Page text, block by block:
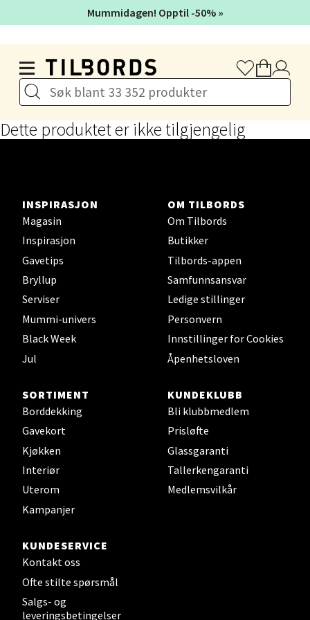
Dette produktet er ikke tilgjengelig
INSPIRASJON
Magasin
Inspirasjon
Gavetips
Bryllup
Serviser
Mummi-univers
Black Week
Jul
OM TILBORDS
Om Tilbords
Butikker
Tilbords-appen
Samfunnsansvar
Ledige stillinger
Personvern
Innstillinger for Cookies
Åpenhetsloven
SORTIMENT
Borddekking
Gavekort
Kjøkken
Interiør
Uterom
Kampanjer
KUNDEKLUBB
Bli klubbmedlem
Prisløfte
Glassgaranti
Tallerkengaranti
Medlemsvilkår
KUNDESERVICE
Kontakt oss
Ofte stilte spørsmål
Salgs- og
leveringsbetingelser
Mummidagen! Opptil -50% »
Hamar - CC Hamar
Vangsvegen 62, 2317 Hamar
Åpent i dag 10-21
Velg
Østre Rosten 28, 7075 Tiller
Åpent i dag 09-21
Tønsberg - Farmandstredet
Jernbanegaten 1D, 3110 Tønsberg
Åpent i dag 10-20
Velg
Industriveien 17, 6517 Kristiansund